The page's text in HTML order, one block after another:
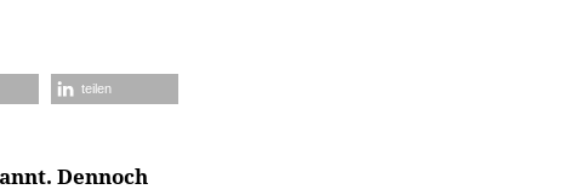
teilen
Dennoch